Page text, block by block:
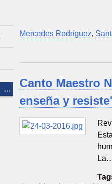
Mercedes Rodríguez,
Canto Maestro
enseña y